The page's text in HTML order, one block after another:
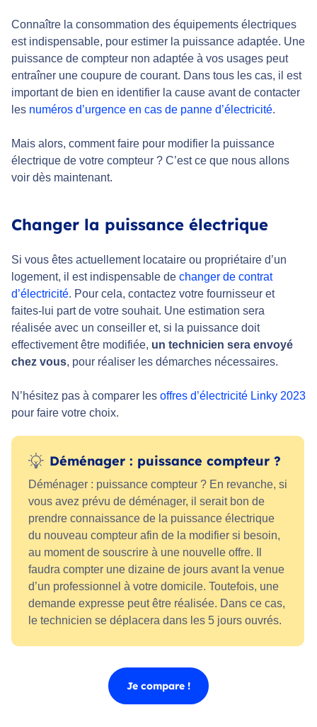
Connaître la consommation des équipements électriques
est indispensable, pour estimer la puissance adaptée. Une
puissance de compteur non adaptée à vos usages peut
entraîner une coupure de courant. Dans tous les cas, il est
important de bien en identifier la cause avant de contacter
les numéros d’urgence en cas de panne d’électricité.
Mais alors, comment faire pour modifier la puissance
électrique de votre compteur ? C’est ce que nous allons
voir dès maintenant.
Changer la puissance électrique
Si vous êtes actuellement locataire ou propriétaire d’un
logement, il est indispensable de changer de contrat
d’électricité. Pour cela, contactez votre fournisseur et
faites-lui part de votre souhait. Une estimation sera
réalisée avec un conseiller et, si la puissance doit
effectivement être modifiée, un technicien sera envoyé
chez vous, pour réaliser les démarches nécessaires.
N’hésitez pas à comparer les offres d’électricité Linky 2023
pour faire votre choix.
Déménager : puissance compteur ?
Déménager : puissance compteur ? En revanche, si
vous avez prévu de déménager, il serait bon de
prendre connaissance de la puissance électrique
du nouveau compteur afin de la modifier si besoin,
au moment de souscrire à une nouvelle offre. Il
faudra compter une dizaine de jours avant la venue
d’un professionnel à votre domicile. Toutefois, une
demande expresse peut être réalisée. Dans ce cas,
le technicien se déplacera dans les 5 jours ouvrés.
Je compare !